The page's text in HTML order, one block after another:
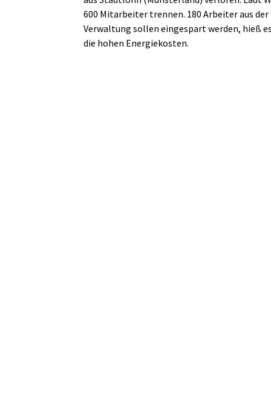
600 Mitarbeiter trennen. 180 Arbeiter aus
Verwaltung sollen eingespart werden, hieß
die hohen Energiekosten.